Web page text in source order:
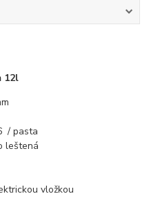
12l
/ pasta
leštená
vložkou